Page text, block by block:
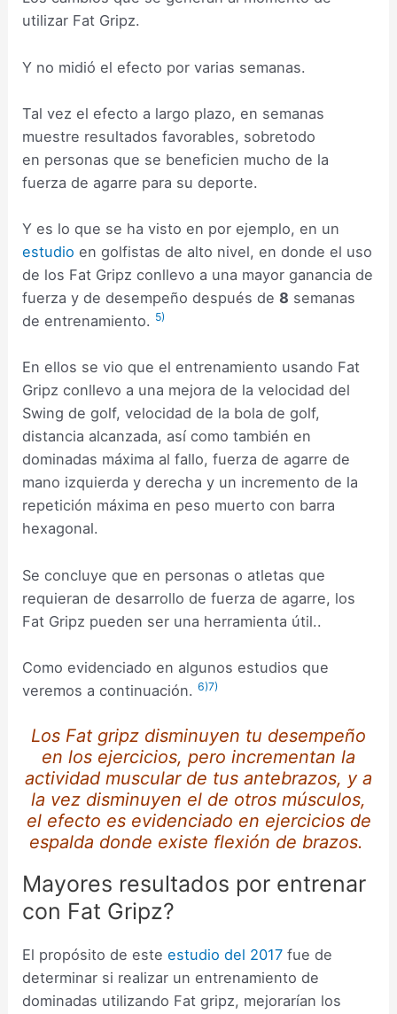
utilizar Fat Gripz.
Y no midió el efecto por varias semanas.
Tal vez el efecto a largo plazo, en semanas
muestre resultados favorables, sobretodo
en personas que se beneficien mucho de la
fuerza de agarre para su deporte.
Y es lo que se ha visto en por ejemplo, en un
estudio en golfistas de alto nivel, en donde el uso
de los Fat Gripz conllevo a una mayor ganancia de
fuerza y de desempeño después de8 semanas
de entrenamiento. 5)
En ellos se vio que el entrenamiento usando Fat
Gripz conllevo a una mejora de la velocidad del
Swing de golf, velocidad de la bola de golf,
distancia alcanzada, así como también en
dominadas máxima al fallo, fuerza de agarre de
mano izquierda y derecha y un incremento de la
repetición máxima en peso muerto con barra
hexagonal.
Se concluye que en personas o atletas que
requieran de desarrollo de fuerza de agarre, los
Fat Gripz pueden ser una herramienta útil..
Como evidenciado en algunos estudios que
veremos a continuación.6)7)
Los Fat gripz disminuyen tu desempeño
en los ejercicios, pero incrementan la
actividad muscular de tus antebrazos, y a
la vez disminuyen el de otros músculos,
el efecto es evidenciado en ejercicios de
espalda donde existe flexión de brazos.
Mayores resultados por entrenar
con Fat Gripz?
El propósito de esteestudio del 2017 fue de
determinar si realizar un entrenamiento de
dominadas utilizando Fat gripz, mejorarían los